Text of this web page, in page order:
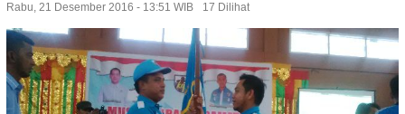
Rabu, 21 Desember 2016 - 13:51 WIB 17 Dilihat